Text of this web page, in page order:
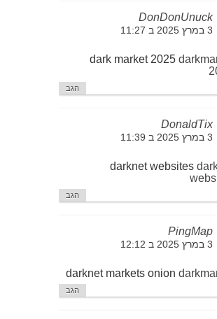
DonDonUnuck
3 במרץ 2025 ב 11:27
dark market 2025
הגב
DonaldTix
3 במרץ 2025 ב 11:39
darknet websites
הגב
PingMap
3 במרץ 2025 ב 12:12
darknet markets onion
הגב